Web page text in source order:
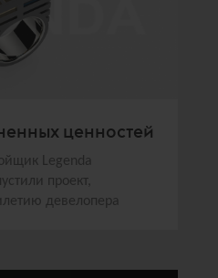
ценностей
Legenda
проект,
девелопера